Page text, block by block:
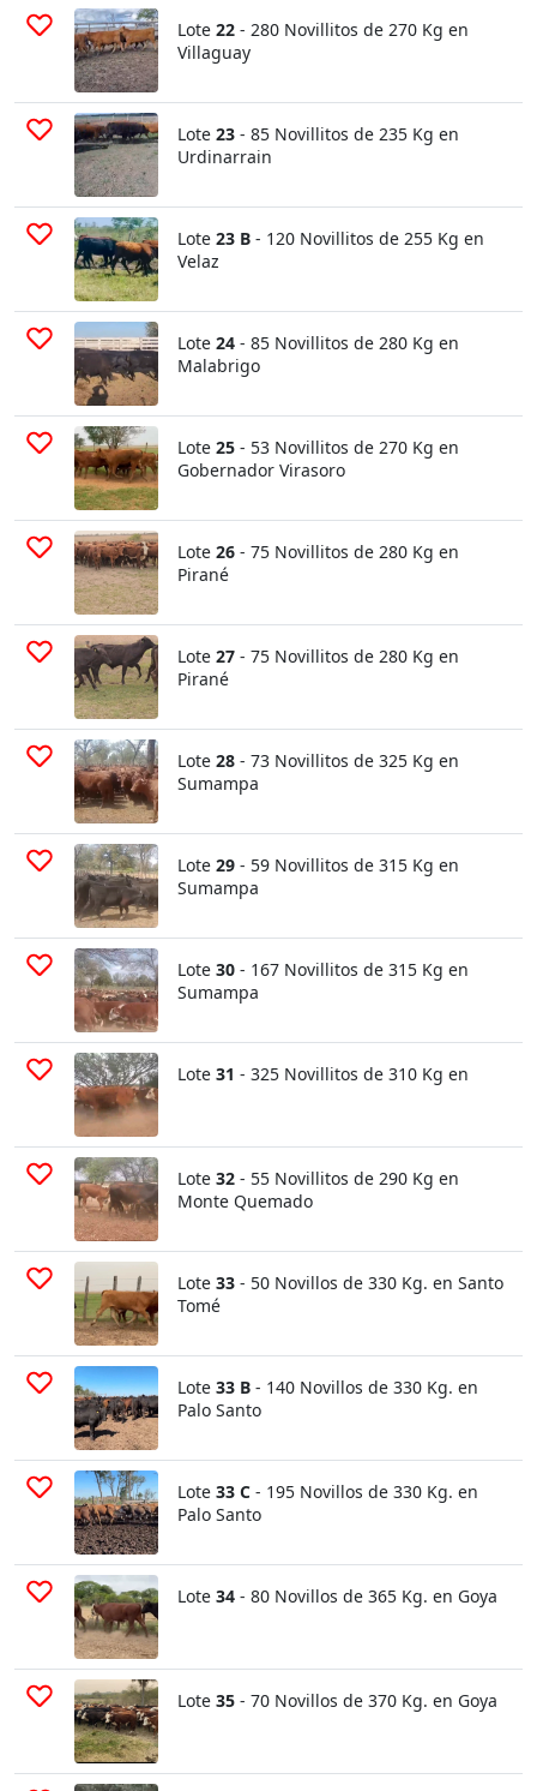
Lote 22 - 280 Novillitos de 270 Kg en
Villaguay
Lote 23 - 85 Novillitos de 235 Kg en
Urdinarrain
Lote 23 B - 120 Novillitos de 255 Kg en
Velaz
Lote 24 - 85 Novillitos de 280 Kg en
Malabrigo
Lote 25 - 53 Novillitos de 270 Kg en
Gobernador Virasoro
Lote 26 - 75 Novillitos de 280 Kg en
Pirané
Lote 27 - 75 Novillitos de 280 Kg en
Pirané
Lote 28 - 73 Novillitos de 325 Kg en
Sumampa
Lote 29 - 59 Novillitos de 315 Kg en
Sumampa
Lote 30 - 167 Novillitos de 315 Kg en
Sumampa
Lote 31 - 325 Novillitos de 310 Kg en
Lote 32 - 55 Novillitos de 290 Kg en
Monte Quemado
Lote 33 - 50 Novillos de 330 Kg. en Santo
Tomé
Lote 33 B - 140 Novillos de 330 Kg. en
Palo Santo
Lote 33 C - 195 Novillos de 330 Kg. en
Palo Santo
Lote 34 - 80 Novillos de 365 Kg. en Goya
Lote 35 - 70 Novillos de 370 Kg. en Goya